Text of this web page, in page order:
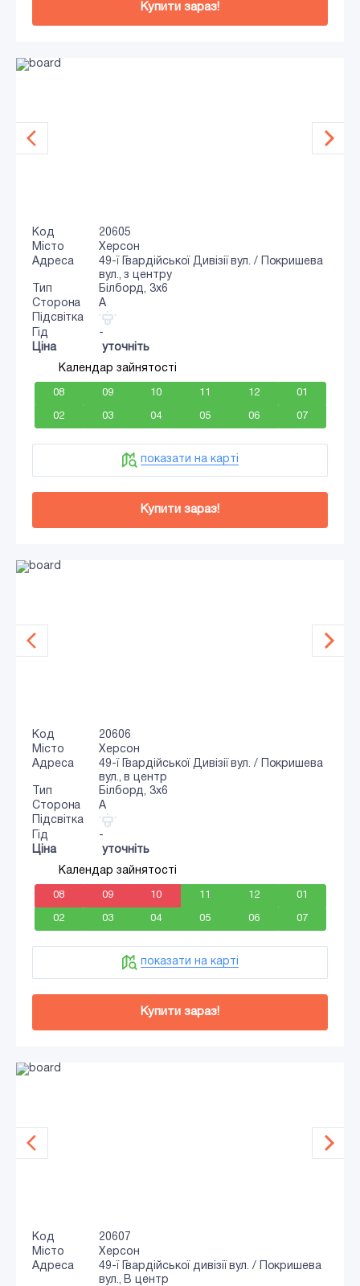
Купити зараз!
Код
20605
Місто
Херсон
Адреса
49-ї Гвардійської Дивізії вул. / Покришева
вул., з центру
Тип
Білборд, 3x6
Сторона
A
Підсвітка
Гід
-
Ціна
уточніть
Календар зайнятості
08 09 10 11 12 01
02 03 04 05 06 07
показати на карті
Купити зараз!
Код
20606
Місто
Херсон
Адреса
49-ї Гвардійської Дивізії вул. / Покришева
вул., в центр
Тип
Білборд, 3x6
Сторона
A
Підсвітка
Гід
-
Ціна
уточніть
Календар зайнятості
08 09 10 11 12 01
02 03 04 05 06 07
показати на карті
Купити зараз!
Код
20607
Місто
Херсон
Адреса
49-ї Гвардійської дивізії вул. / Покришева
вул., В центр